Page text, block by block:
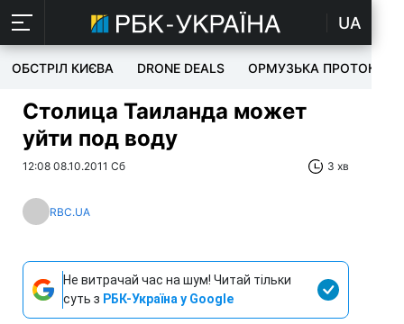
UA
ОБСТРІЛ КИЄВА DRONE DEALS ОРМУЗЬКА ПРОТОКА
Столица Таиланда может
уйти под воду
12:08 08.10.2011 Сб 3 хв
RBC.UA
Не витрачай час на шум! Читай тільки
суть з РБК-Україна у Google